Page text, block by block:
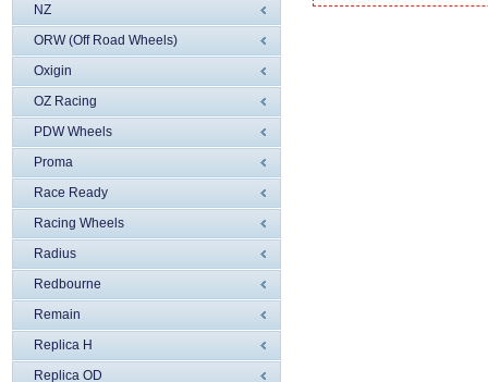
NZ
ORW (Off Road Wheels)
Oxigin
OZ Racing
PDW Wheels
Proma
Race Ready
Racing Wheels
Radius
Redbourne
Remain
Replica H
Replica OD